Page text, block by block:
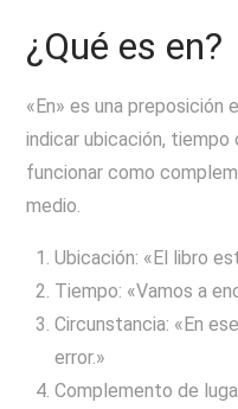
¿Qué es en?
«En» es una preposición
indicar ubicación, tiempo
funcionar como
medio.
Ubicación: «El libro
Tiempo: «Vamos a
Circunstancia: «En
error.»
Complemento de